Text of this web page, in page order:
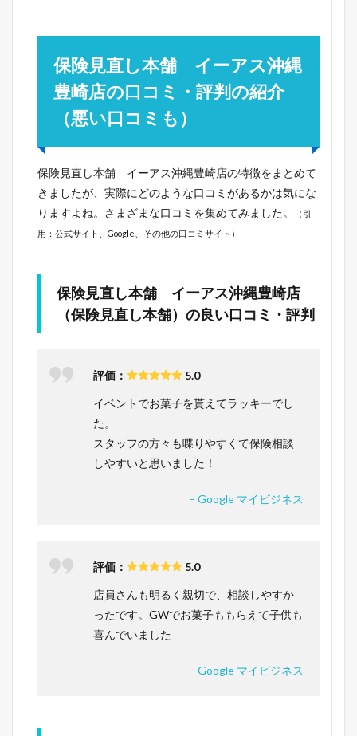
保険見直し本舗 イーアス沖縄
豊崎店の口コミ・評判の紹介
（悪い口コミも）
保険見直し本舗 イーアス沖縄豊崎店の特徴をまとめて
きましたが、実際にどのような口コミがあるかは気にな
りますよね。さまざまな口コミを集めてみました。
（引
用：公式サイト、Google、その他の口コミサイト）
保険見直し本舗 イーアス沖縄豊崎店
（保険見直し本舗）の良い口コミ・評判
評価： 5.0
イベントでお菓子を貰えてラッキーでし
た。
スタッフの方々も喋りやすくて保険相談
しやすいと思いました！
– Google マイビジネス
評価： 5.0
店員さんも明るく親切で、相談しやすか
ったです。GWでお菓子ももらえて子供も
喜んでいました
– Google マイビジネス